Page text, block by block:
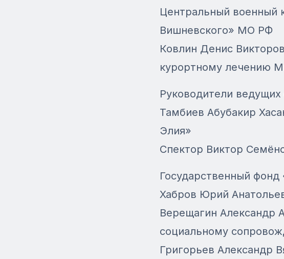
Центральный военный
Вишневского» МО РФ
Ковлин Денис
курортному лечению
Руководители
Тамбиев Абубакир
Элия»
Спектор Виктор
Государственный
Хабров Юрий
Верещагин Александр
социальному
Григорьев Александр